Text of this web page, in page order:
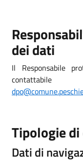
dei dati
Il Responsabile
Tipologie
Dati di